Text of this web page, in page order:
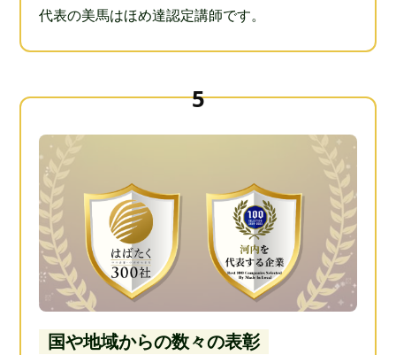
代表の美馬はほめ達認定講師です。
国や地域からの数々の表彰